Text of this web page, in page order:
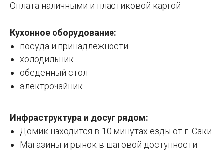
Оплата наличными и пластиковой картой
Кухонное оборудование:
посуда и принадлежности
холодильник
обеденный стол
электрочайник
Инфраструктура и досуг рядом:
Домик находится в 10 минутах езды от г. Саки
Магазины и рынок в шаговой доступности